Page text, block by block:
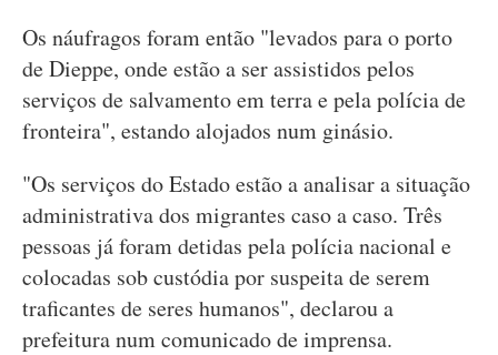
Os náufragos foram então "levados para o porto
de Dieppe, onde estão a ser assistidos pelos
serviços de salvamento em terra e pela polícia de
fronteira", estando alojados num ginásio.
"Os serviços do Estado estão a analisar a situação
administrativa dos migrantes caso a caso. Três
pessoas já foram detidas pela polícia nacional e
colocadas sob custódia por suspeita de serem
traficantes de seres humanos", declarou a
prefeitura num comunicado de imprensa.